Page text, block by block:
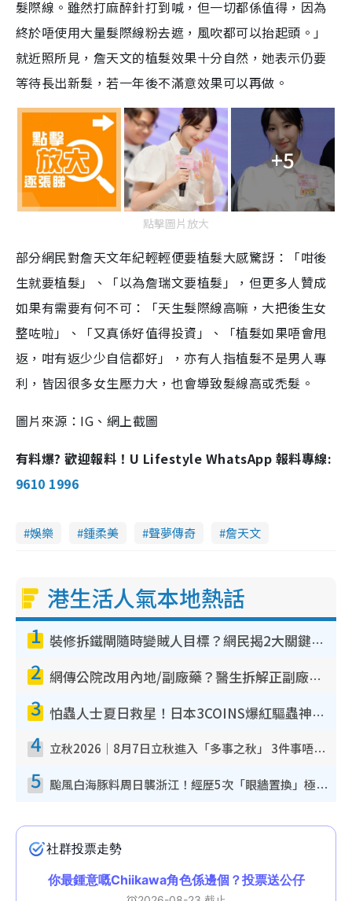
髮際線。雖然打麻醉針打到喊，但一切都係值得，因為
終於唔使用大量髮際線粉去遮，風吹都可以抬起頭。」
就近照所見，詹天文的植髮效果十分自然，她表示仍要
等待長出新髮，若一年後不滿意效果可以再做。
+5
點擊圖片放大
部分網民對詹天文年紀輕輕便要植髮大感驚訝：「咁後
生就要植髮」、「以為詹瑞文要植髮」，但更多人贊成
如果有需要有何不可：「天生髮際線高嘛，大把後生女
整咗啦」、「又真係好值得投資」、「植髮如果唔會甩
返，咁有返少少自信都好」，亦有人指植髮不是男人專
利，皆因很多女生壓力大，也會導致髮線高或禿髮。
圖片來源：IG、網上截圖
有料爆? 歡迎報料！U Lifestyle WhatsApp 報料專線:
9610 1996
娛樂 鍾柔美 聲夢傳奇 詹天文
港生活人氣本地熱話
1 裝修拆鐵閘隨時變賊人目標？網民揭2大關鍵用途：裝新式等於白裝？附新舊鐵閘分別
2 網傳公院改用內地/副廠藥？醫生拆解正副廠分別 揭4類人換藥隨時出事
3 怕蟲人士夏日救星！日本3COINS爆紅驅蟲神器$45起 1招「全程免觸碰」輕鬆搞定小強
4 立秋2026｜8月7日立秋進入「多事之秋」 3件事唔做得！專家教6招開運 清枱頭／銀包納氣接好運
5 颱風白海豚料周日襲浙江！經歷5次「眼牆置換」極罕見 成登陸內地最長途颱風